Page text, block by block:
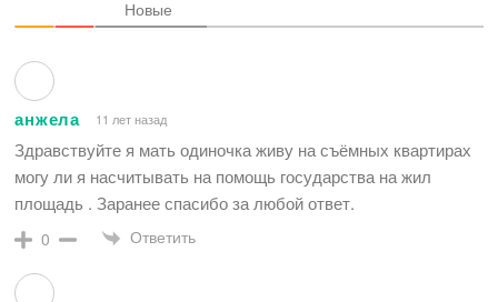
Новые
анжела 11 лет назад
Здравствуйте я мать одиночка живу на съёмных квартирах
могу ли я насчитывать на помощь государства на жил
площадь . Заранее спасибо за любой ответ.
0 Ответить